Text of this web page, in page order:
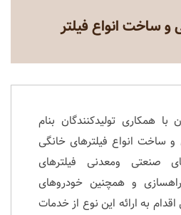
ساخت انواع فیلتر
همکاری تولیدکنندگان بنام
ساخت انواع فیلترهای خانگی
صنعتی ومعدنی فیلترهای
و همچنین خودروهای
به ارائه این نوع از خدمات